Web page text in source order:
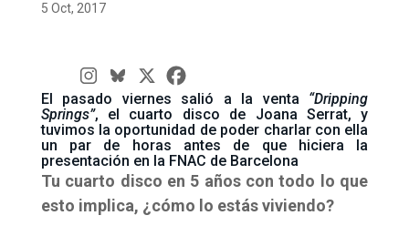
5 Oct, 2017
El pasado viernes salió a la venta “Dripping
Springs”, el cuarto disco de Joana Serrat, y
tuvimos la oportunidad de poder charlar con ella
un par de horas antes de que hiciera la
presentación en la FNAC de Barcelona
Tu cuarto disco en 5 años con todo lo que
esto implica, ¿cómo lo estás viviendo?